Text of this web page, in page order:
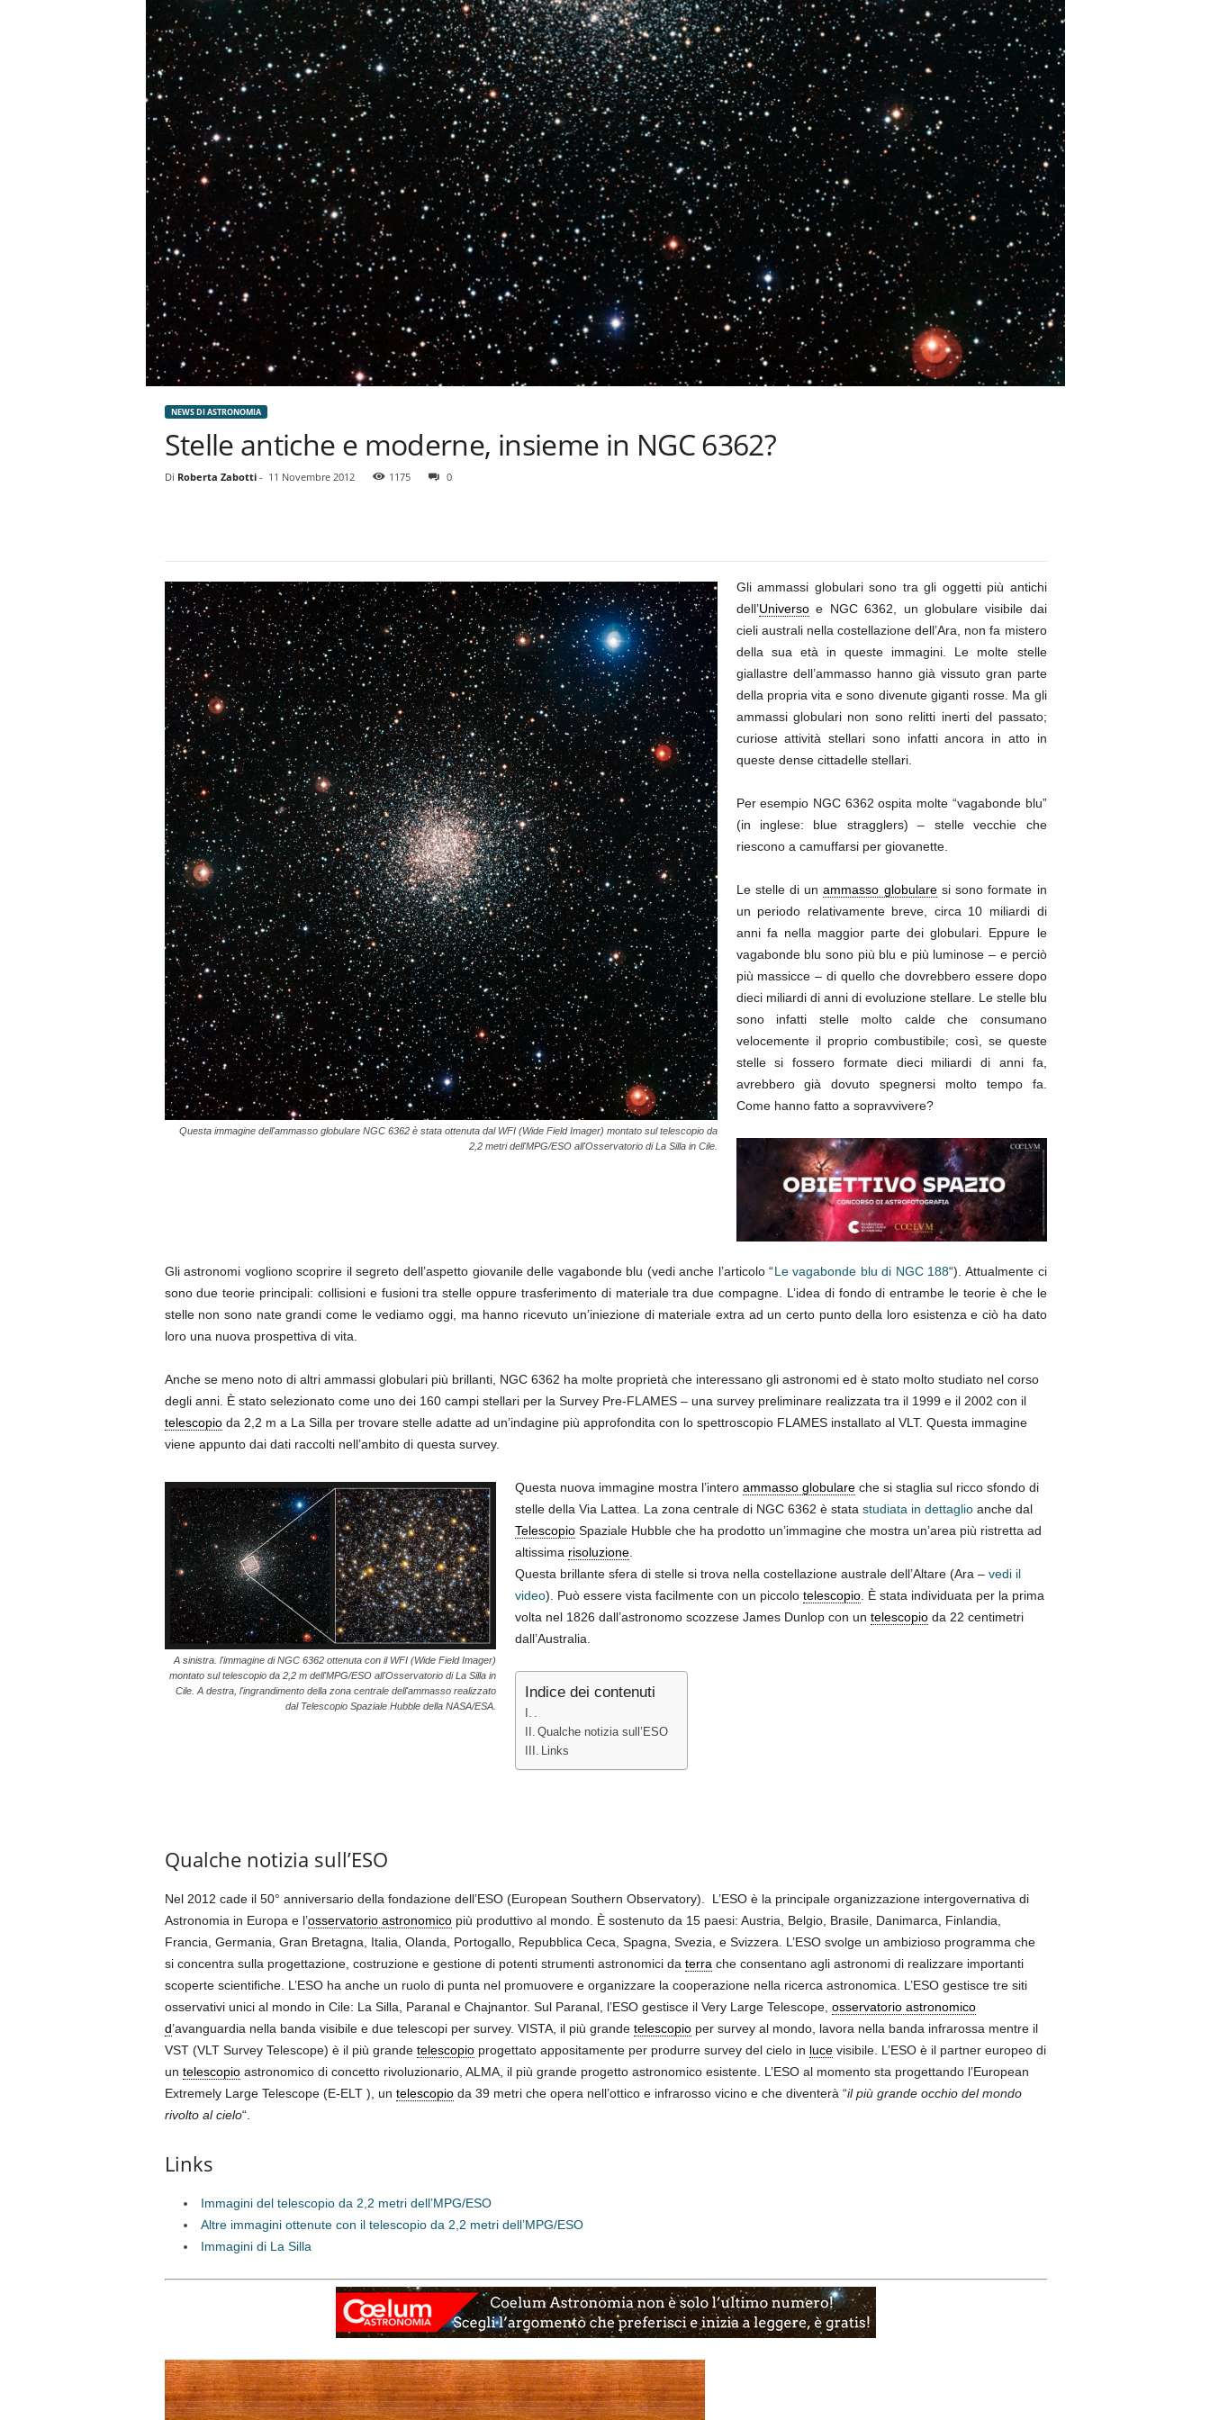
NEWS DI ASTRONOMIA
Stelle antiche e moderne, insieme in NGC 6362?
Di Roberta Zabotti- 11 Novembre 2012 1175 0
Questa immagine dell'ammasso globulare NGC 6362 è stata ottenuta dal WFI (Wide Field Imager) montato sul telescopio da
2,2 metri dell'MPG/ESO all'Osservatorio di La Silla in Cile.
Gli ammassi globulari sono tra gli oggetti più antichi
dell’Universoe NGC 6362, un globulare visibile dai
cieli australi nella costellazione dell’Ara, non fa mistero
della sua età in queste immagini. Le molte stelle
giallastre dell’ammasso hanno già vissuto gran parte
della propria vita e sono divenute giganti rosse. Ma gli
ammassi globulari non sono relitti inerti del passato;
curiose attività stellari sono infatti ancora in atto in
queste dense cittadelle stellari.
Per esempio NGC 6362 ospita molte “vagabonde blu”
(in inglese: blue stragglers) – stelle vecchie che
riescono a camuffarsi per giovanette.
Le stelle di unammasso globularesi sono formate in
un periodo relativamente breve, circa 10 miliardi di
anni fa nella maggior parte dei globulari. Eppure le
vagabonde blu sono più blu e più luminose – e perciò
più massicce – di quello che dovrebbero essere dopo
dieci miliardi di anni di evoluzione stellare. Le stelle blu
sono infatti stelle molto calde che consumano
velocemente il proprio combustibile; così, se queste
stelle si fossero formate dieci miliardi di anni fa,
avrebbero già dovuto spegnersi molto tempo fa.
Come hanno fatto a sopravvivere?
Gli astronomi vogliono scoprire il segreto dell’aspetto giovanile delle vagabonde blu (vedi anche l’articolo “Le vagabonde blu di NGC 188“). Attualmente ci
sono due teorie principali: collisioni e fusioni tra stelle oppure trasferimento di materiale tra due compagne. L’idea di fondo di entrambe le teorie è che le
stelle non sono nate grandi come le vediamo oggi, ma hanno ricevuto un’iniezione di materiale extra ad un certo punto della loro esistenza e ciò ha dato
loro una nuova prospettiva di vita.
Anche se meno noto di altri ammassi globulari più brillanti, NGC 6362 ha molte proprietà che interessano gli astronomi ed è stato molto studiato nel corso
degli anni. È stato selezionato come uno dei 160 campi stellari per la Survey Pre-FLAMES – una survey preliminare realizzata tra il 1999 e il 2002 con il
telescopioda 2,2 m a La Silla per trovare stelle adatte ad un’indagine più approfondita con lo spettroscopio FLAMES installato al VLT. Questa immagine
viene appunto dai dati raccolti nell’ambito di questa survey.
A sinistra. l'immagine di NGC 6362 ottenuta con il WFI (Wide Field Imager)
montato sul telescopio da 2,2 m dell'MPG/ESO all'Osservatorio di La Silla in
Cile. A destra, l'ingrandimento della zona centrale dell'ammasso realizzato
dal Telescopio Spaziale Hubble della NASA/ESA.
Questa nuova immagine mostra l’intero ammasso globulareche si staglia sul ricco sfondo di
stelle della Via Lattea. La zona centrale di NGC 6362 è stata studiata in dettaglioanche dal
TelescopioSpaziale Hubble che ha prodotto un’immagine che mostra un’area più ristretta ad
altissima risoluzione.
Questa brillante sfera di stelle si trova nella costellazione australe dell’Altare (Ara – vedi il
video). Può essere vista facilmente con un piccolo telescopio. È stata individuata per la prima
volta nel 1826 dall’astronomo scozzese James Dunlop con un telescopioda 22 centimetri
dall’Australia.
Indice dei contenuti
.
Qualche notizia sull’ESO
Links
Qualche notizia sull’ESO
Nel 2012 cade il 50° anniversario della fondazione dell’ESO (European Southern Observatory). L’ESO è la principale organizzazione intergovernativa di
Astronomia in Europa e l’osservatorio astronomicopiù produttivo al mondo. È sostenuto da 15 paesi: Austria, Belgio, Brasile, Danimarca, Finlandia,
Francia, Germania, Gran Bretagna, Italia, Olanda, Portogallo, Repubblica Ceca, Spagna, Svezia, e Svizzera. L’ESO svolge un ambizioso programma che
si concentra sulla progettazione, costruzione e gestione di potenti strumenti astronomici da terra che consentano agli astronomi di realizzare importanti
scoperte scientifiche. L’ESO ha anche un ruolo di punta nel promuovere e organizzare la cooperazione nella ricerca astronomica. L’ESO gestisce tre siti
osservativi unici al mondo in Cile: La Silla, Paranal e Chajnantor. Sul Paranal, l’ESO gestisce il Very Large Telescope, osservatorio astronomico
d’avanguardia nella banda visibile e due telescopi per survey. VISTA, il più grande telescopioper survey al mondo, lavora nella banda infrarossa mentre il
VST (VLT Survey Telescope) è il più grande telescopioprogettato appositamente per produrre survey del cielo in lucevisibile. L’ESO è il partner europeo di
un telescopioastronomico di concetto rivoluzionario, ALMA, il più grande progetto astronomico esistente. L’ESO al momento sta progettando l’European
Extremely Large Telescope (E-ELT ), un telescopioda 39 metri che opera nell’ottico e infrarosso vicino e che diventerà “il più grande occhio del mondo
rivolto al cielo“.
Links
Immagini del telescopio da 2,2 metri dell’MPG/ESO
Altre immagini ottenute con il telescopio da 2,2 metri dell’MPG/ESO
Immagini di La Silla